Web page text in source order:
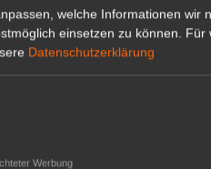
welche Informationen wir
einsetzen zu können.
Für
Datenschutzerklärung
Werbung